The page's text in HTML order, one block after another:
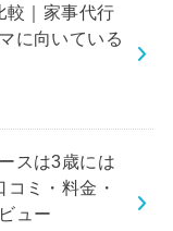
較｜家事代行
に向いている
スは3歳には
ミ・料金・
ュー